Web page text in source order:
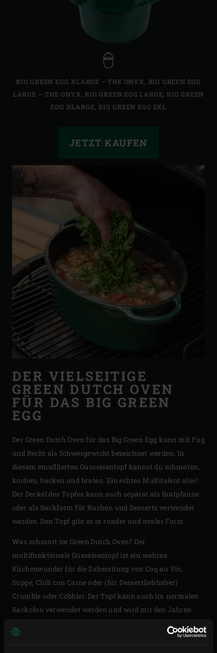
BIG GREEN EGG XLARGE – THE ONYX, BIG GREEN EGG
LARGE – THE ONYX,BIG GREEN EGG LARGE,BIG GREEN
EGG XLARGE, BIG GREEN EGG 2XL
JETZT KAUFEN
DER VIELSEITIGE
GREEN DUTCH OVEN
FÜR DAS BIG GREEN
EGG
Der Green Dutch Oven für das Big Green Egg kann mit Fug
und Recht als Schwergewicht bezeichnet werden. In
diesem emaillierten Gusseisentopf kannst du schmoren,
kochen, backen und braten. Ein echtes Multitalent also!
Der Deckel des Topfes kann auch separat als Bratpfanne
oder als Backform für Kuchen und Desserts verwendet
werden. Den Topf gibt es in runder und ovaler Form.
Was schmort im Green Dutch Oven? Der
multifunktionale Gusseisentopf ist ein wahres
Küchenwunder für die Zubereitung von Coq au Vin,
Suppe, Chili con Carne oder (für Dessertliebhaber)
Crumble oder Cobbler. Der Topf kann auch im normalen
Backofen verwendet werden und wird mit den Jahren
ihn gerne und mit Stolz auf den Tisch. Der ovale Green